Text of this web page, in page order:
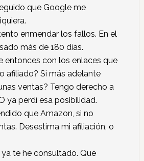
que Google me
enmendar los fallos. En el
más de 180 días.
entonces con los enlaces que
afiliado? Si más adelante
ventas? Tengo derecho a
ya perdí esa posibilidad.
que Amazon, si no
Desestima mi afiliación, o
te he consultado. Que